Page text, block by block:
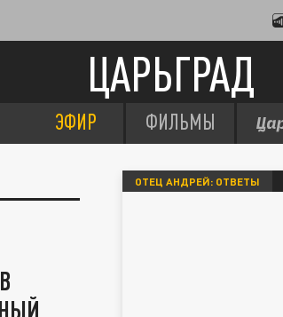
ЦАРЬГРАД
ЭФИР ФИЛЬМЫ
ОТЕЦ АНДРЕЙ: ОТВЕТЫ